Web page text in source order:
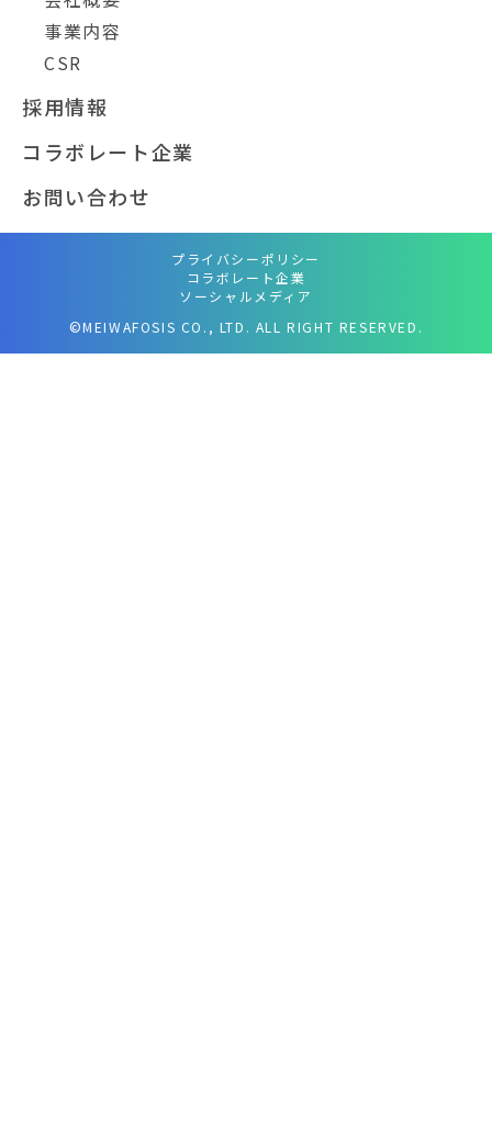
事業内容
CSR
採用情報
コラボレート企業
お問い合わせ
プライバシーポリシー
コラボレート企業
ソーシャルメディア
©MEIWAFOSIS CO., LTD. ALL RIGHT RESERVED.